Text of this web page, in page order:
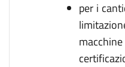
per i